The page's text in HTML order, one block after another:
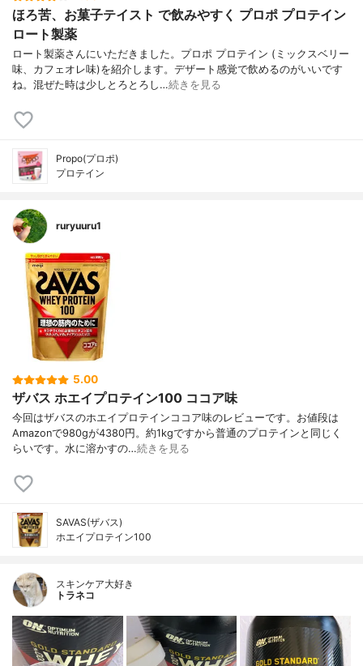
ほろ苦、お菓子テイスト で飲みやすく プロポ プロテイン
ロート製薬
ロート製薬さんにいただきました。プロポ プロテイン (ミックスベリー
味、カフェオレ味)を紹介します。デザート感覚で飲めるのがいいです
ね。混ぜた時は少しとろとろし…続きを見る
Propo(プロポ)
プロテイン
ruryuuru1
5.00
ザバス ホエイプロテイン100 ココア味
今回はザバスのホエイプロテインココア味のレビューです。お値段は
Amazonで980gが4380円。約1kgですから普通のプロテインと同じく
らいです。水に溶かすの…続きを見る
SAVAS(ザバス)
ホエイプロテイン100
スキンケア大好き
トラネコ